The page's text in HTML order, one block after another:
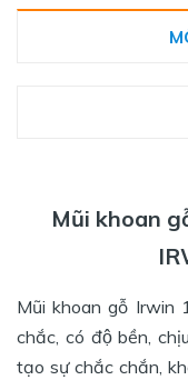
Mũi khoan
Mũi khoan gỗ Irwin
chắc, có độ bền,
tạo sự chắc chắn,